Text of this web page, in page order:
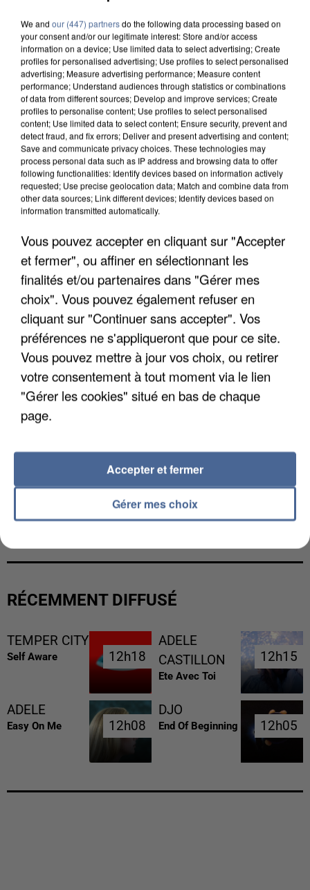
LES DONNÉES DE 300 000 CLIENTS DÉROBÉES À
INTERMARCHÉ APRÈS UNE...
GABRIEL ATTAL ET RAPHAËL GLUCKSMANN
VISÉS PAR DES INGÉRENCES...
RÉCEMMENT DIFFUSÉ
TEMPER CITY
Self Aware 12h18
12h18
ADELE
CASTILLON
Ete Avec Toi
12h15
12h15
ADELE
Easy On Me 12h08
12h08
DJO
End Of Beginning 12h05
12h05
We and our (447) partnersdo the following data processing based on
your consent and/or our legitimate interest: Store and/or access
information on a device; Use limited data to select advertising; Create
profiles for personalised advertising; Use profiles to select personalised
advertising; Measure advertising performance; Measure content
performance; Understand audiences through statistics or combinations
of data from different sources; Develop and improve services; Create
profiles to personalise content; Use profiles to select personalised
content; Use limited data to select content; Ensure security, prevent and
detect fraud, and fix errors; Deliver and present advertising and content;
Save and communicate privacy choices. These technologies may
process personal data such as IP address and browsing data to offer
following functionalities: Identify devices based on information actively
requested; Use precise geolocation data; Match and combine data from
other data sources; Link different devices; Identify devices based on
information transmitted automatically.
Vous pouvez accepter en cliquant sur "Accepter
et fermer", ou affiner en sélectionnant les
finalités et/ou partenaires dans "Gérer mes
choix". Vous pouvez également refuser en
cliquant sur "Continuer sans accepter". Vos
préférences ne s'appliqueront que pour ce site.
Vous pouvez mettre à jour vos choix, ou retirer
votre consentement à tout moment via le lien
"Gérer les cookies" situé en bas de chaque
page.
Gérer mes choix
Accepter et fermer